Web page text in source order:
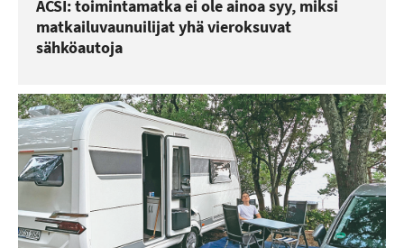
ACSI: toimintamatka ei ole ainoa syy, miksi
matkailuvaunuilijat yhä vieroksuvat
sähköautoja